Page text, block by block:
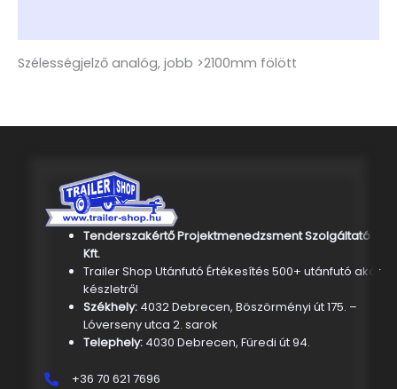
Szélességjelző analóg, jobb >2100mm fölött
Tenderszakértő Projektmenedzsment Szolgáltató
Kft.
Trailer Shop Utánfutó Értékesítés 500+ utánfutó akár
készletről
Székhely: 4032 Debrecen, Böszörményi út 175. –
Lóverseny utca 2. sarok
Telephely:4030 Debrecen, Füredi út 94.
+36 70 621 7696